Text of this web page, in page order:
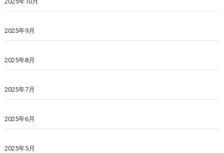
2025年9月
2025年8月
2025年7月
2025年6月
2025年5月